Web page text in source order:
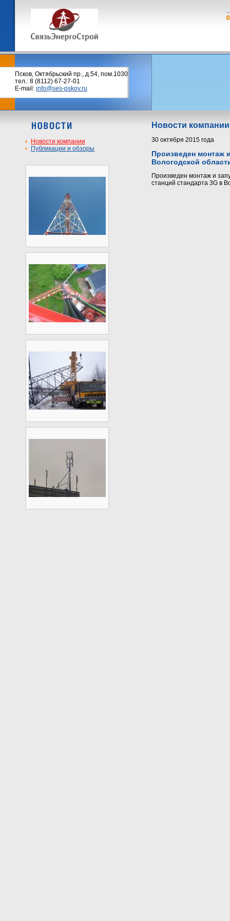
Псков, Октябрьский пр., д.54, пом.1030
тел.: 8 (8112) 67-27-01
E-mail: info@ses-pskov.ru
Новости компании
Публикации и обзоры
Новости компании
30 октября 2015 года
Произведен монтаж
Вологодской
Произведен монтаж и
станций стандарта 3G в